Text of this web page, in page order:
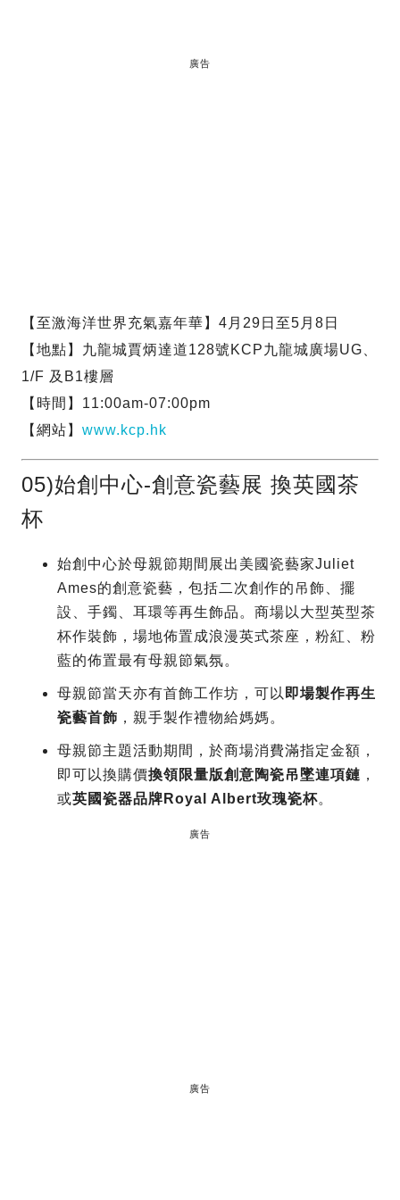
廣告
【至激海洋世界充氣嘉年華】4月29日至5月8日
【地點】九龍城賈炳達道128號KCP九龍城廣場UG、
1/F 及B1樓層
【時間】11:00am-07:00pm
【網站】 www.kcp.hk
05)始創中心-創意瓷藝展 換英國茶
杯
始創中心於母親節期間展出美國瓷藝家Juliet
Ames的創意瓷藝，包括二次創作的吊飾、擺
設、手鐲、耳環等再生飾品。商場以大型英型茶
杯作裝飾，場地佈置成浪漫英式茶座，粉紅、粉
藍的佈置最有母親節氣氛。
母親節當天亦有首飾工作坊，可以 即場製作再生
瓷藝首飾 ，親手製作禮物給媽媽。
母親節主題活動期間，於商場消費滿指定金額，
即可以換購價換領限量版創意陶瓷吊墜連項鏈 ，
或英國瓷器品牌Royal Albert玫瑰瓷杯。
廣告
廣告